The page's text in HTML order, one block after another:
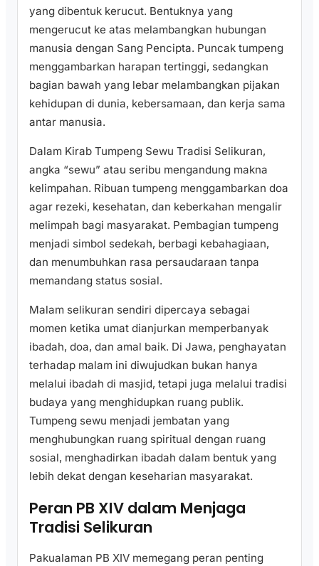
yang dibentuk kerucut. Bentuknya yang
mengerucut ke atas melambangkan hubungan
manusia dengan Sang Pencipta. Puncak tumpeng
menggambarkan harapan tertinggi, sedangkan
bagian bawah yang lebar melambangkan pijakan
kehidupan di dunia, kebersamaan, dan kerja sama
antar manusia.
Dalam Kirab Tumpeng Sewu Tradisi Selikuran,
angka “sewu” atau seribu mengandung makna
kelimpahan. Ribuan tumpeng menggambarkan doa
agar rezeki, kesehatan, dan keberkahan mengalir
melimpah bagi masyarakat. Pembagian tumpeng
menjadi simbol sedekah, berbagi kebahagiaan,
dan menumbuhkan rasa persaudaraan tanpa
memandang status sosial.
Malam selikuran sendiri dipercaya sebagai
momen ketika umat dianjurkan memperbanyak
ibadah, doa, dan amal baik. Di Jawa, penghayatan
terhadap malam ini diwujudkan bukan hanya
melalui ibadah di masjid, tetapi juga melalui tradisi
budaya yang menghidupkan ruang publik.
Tumpeng sewu menjadi jembatan yang
menghubungkan ruang spiritual dengan ruang
sosial, menghadirkan ibadah dalam bentuk yang
lebih dekat dengan keseharian masyarakat.
Peran PB XIV dalam Menjaga
Tradisi Selikuran
Pakualaman PB XIV memegang peran penting